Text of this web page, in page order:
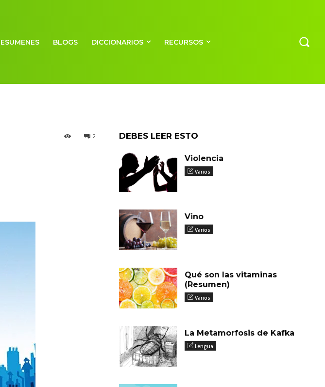
BLOGS DICCIONARIOS RECURSOS
2 DEBES LEER ESTO
Violencia
Varios
Vino
Varios
Qué son las vitaminas
(Resumen)
Varios
La Metamorfosis de Kafka
Lengua